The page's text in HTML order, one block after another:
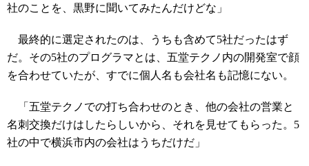
社のことを、黒野に聞いてみたんだけどな」
最終的に選定されたのは、うちも含めて5社だったはず
だ。その5社のプログラマとは、五堂テクノ内の開発室で顔
を合わせていたが、すでに個人名も会社名も記憶にない。
「五堂テクノでの打ち合わせのとき、他の会社の営業と
名刺交換だけはしたらしいから、それを見せてもらった。5
社の中で横浜市内の会社はうちだけだ」